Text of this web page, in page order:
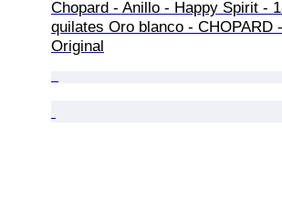
Chopard - Anillo - Happy Spirit -
quilates Oro blanco - CHOPARD -
Original